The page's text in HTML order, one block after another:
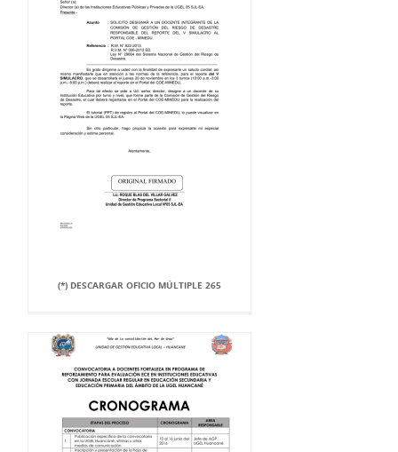
(*) DESCARGAR OFICIO MÚLTIPLE 265